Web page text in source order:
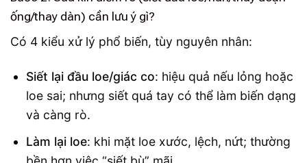
ống/thay dàn) cần lưu ý gì?
Có 4 kiểu xử lý phổ biến, tùy nguyên nhân:
Siết lại đầu loe/giác co: hiệu quả nếu lỏng hoặc
loe sai; nhưng siết quá tay có thể làm biến dạng
và càng rò.
Làm lại loe: khi mặt loe xước, lệch, nứt; thường